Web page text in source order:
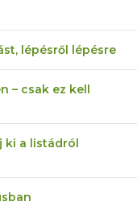
lépésről lépésre
– csak ez kell
ki a listádról